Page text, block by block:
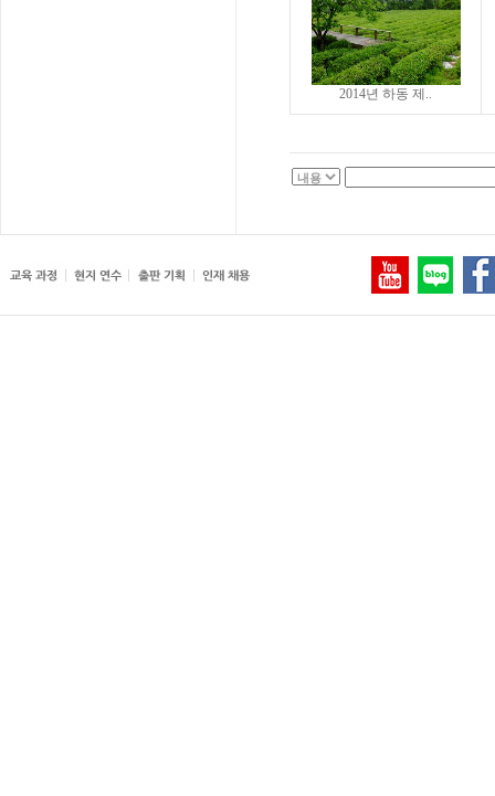
2014년 하동 제..